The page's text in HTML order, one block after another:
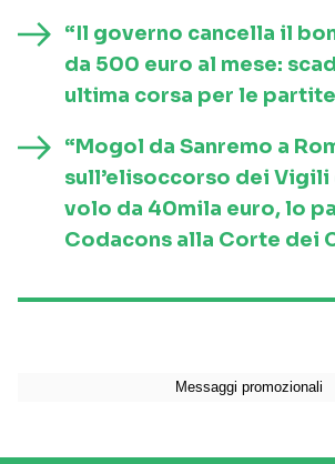
“Il governo cancella il
da 500 euro al mese:
ultima corsa per le partite
“Mogol da Sanremo a
sull’elisoccorso dei Vigili
volo da 40mila euro, lo
Codacons alla Corte dei